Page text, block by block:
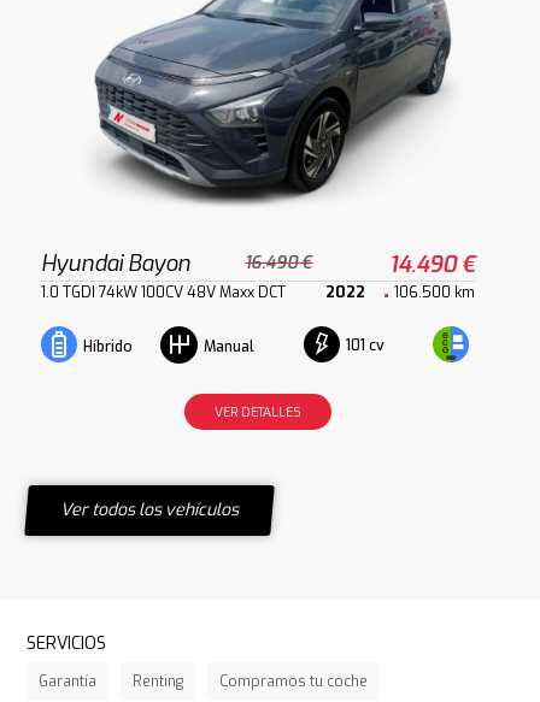
Hyundai Bayon 16.490 € 14.490 €
1.0 TGDI 74kW 100CV 48V Maxx DCT 2022 106.500 km
Híbrido Manual 101 cv
VER DETALLES
Ver todos los vehículos
SERVICIOS
Garantía Renting Compramos tu coche